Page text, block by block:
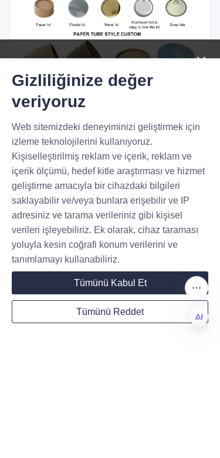
YENİ ÜRÜNLER, HARİK
A FIRSATLAR.
Submit now
Name
Company
Mail
Gizliliğinize değer
veriyoruz
Web sitemizdeki deneyiminizi geliştirmek için
izleme teknolojilerini kullanıyoruz.
Kişiselleştirilmiş reklam ve içerik, reklam ve
içerik ölçümü, hedef kitle araştırması ve hizmet
geliştirme amacıyla bir cihazdaki bilgileri
saklayabilir ve/veya bunlara erişebilir ve IP
adresiniz ve tarama verileriniz gibi kişisel
verileri işleyebiliriz. Ek olarak, cihaz taraması
yoluyla kesin coğrafi konum verilerini ve
tanımlamayı kullanabiliriz.
Tümünü Kabul Et
Tümünü Reddet